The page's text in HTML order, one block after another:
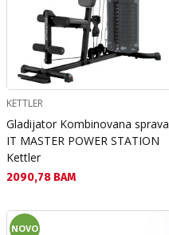
KETTLER
Gladijator Kombinovana sprava
IT MASTER POWER STATION
Kettler
Текуща цена:
2090,78 BAM
NOVO